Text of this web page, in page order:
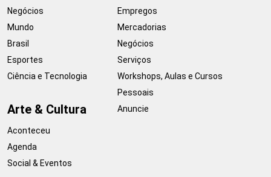
Negócios
Mundo
Brasil
Esportes
Ciência e Tecnologia
Arte & Cultura
Aconteceu
Agenda
Social & Eventos
Empregos
Mercadorias
Negócios
Serviços
Workshops, Aulas e Cursos
Pessoais
Anuncie